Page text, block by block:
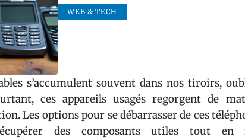
WEB & TECH
s’accumulent souvent dans nos tiroirs,
ces appareils usagés regorgent de
Les options pour se débarrasser de ces
des composants utiles tout en